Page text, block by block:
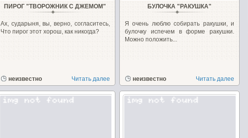
ПИРОГ "ТВОРОЖНИК С ДЖЕМОМ"
Ах, сударыня, вы, верно, согласитесь,
Что пирог этот хорош, как никогда?
неизвестно Читать далее
БУЛОЧКА "РАКУШКА"
Я очень люблю собирать ракушки, и
булочку испечем в форме ракушки.
Можно положить...
неизвестно Читать далее